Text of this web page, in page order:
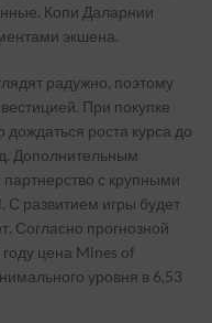
Копи Даларнии
экшена.
радужно, поэтому
При покупке
роста курса до
Дополнительным
с крупными
С развитием игры будет
Согласно прогнозной
цена Mines of
уровня в 6,53